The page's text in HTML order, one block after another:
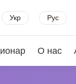
Укр Рус
О нас